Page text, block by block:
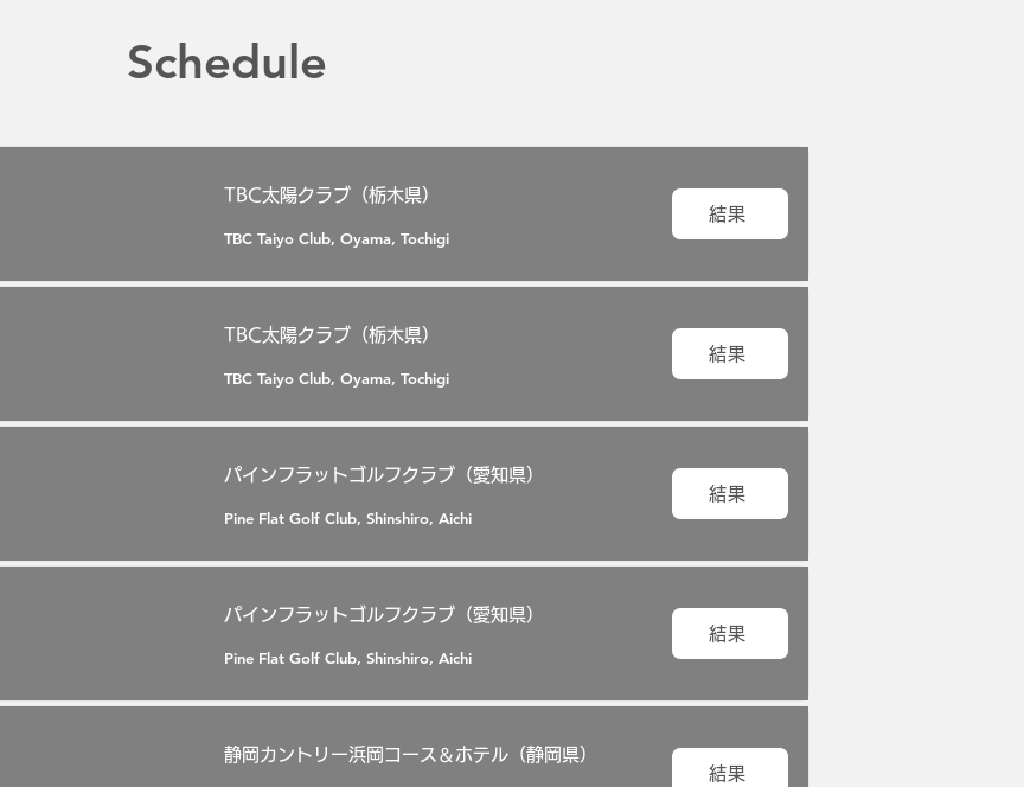
Schedule
TBC太陽クラブ（栃木県）
TBC Taiyo Club, Oyama, Tochigi
結果
TBC太陽クラブ（栃木県）
TBC Taiyo Club, Oyama, Tochigi
結果
パインフラットゴルフクラブ（愛知県）
Pine Flat Golf Club, Shinshiro, Aichi
結果
パインフラットゴルフクラブ（愛知県）
Pine Flat Golf Club, Shinshiro, Aichi
結果
静岡カントリー浜岡コース＆ホテル（静岡県）
結果